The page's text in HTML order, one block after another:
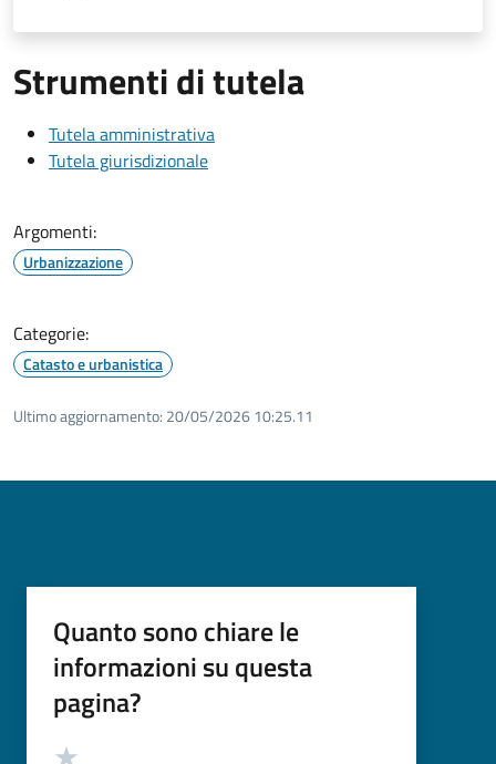
Strumenti di tutela
Tutela amministrativa
Tutela giurisdizionale
Argomenti:
Urbanizzazione
Categorie:
Catasto e urbanistica
Ultimo aggiornamento: 20/05/2026 10:25.11
Quanto sono chiare le
informazioni su questa
pagina?
Valutazione